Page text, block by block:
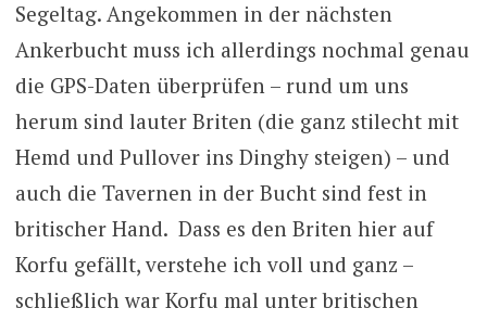
Segeltag. Angekommen in der nächsten
Ankerbucht muss ich allerdings nochmal genau
die GPS-Daten überprüfen – rund um uns
herum sind lauter Briten (die ganz stilecht mit
Hemd und Pullover ins Dinghy steigen) – und
auch die Tavernen in der Bucht sind fest in
britischer Hand. Dass es den Briten hier auf
Korfu gefällt, verstehe ich voll und ganz –
schließlich war Korfu mal unter britischen